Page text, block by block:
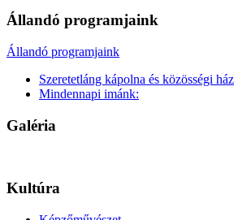
Állandó programjaink
Állandó programjaink
Szeretetláng kápolna és közösségi ház
Mindennapi imánk:
Galéria
Kultúra